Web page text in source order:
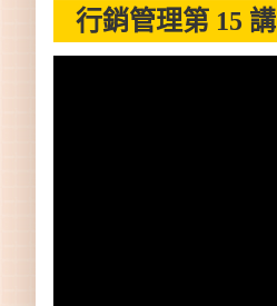
行銷管理第 15 講